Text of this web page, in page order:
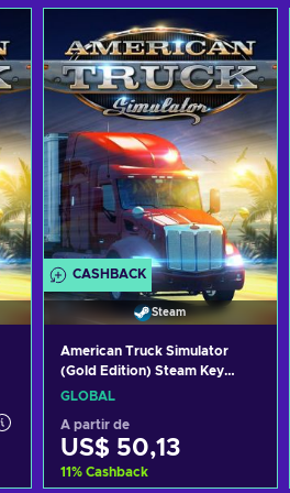
CASHBACK
Steam
American Truck Simulator
(Gold Edition) Steam Key
GLOBAL
GLOBAL
A partir de
US$ 50,13
11% Cashback